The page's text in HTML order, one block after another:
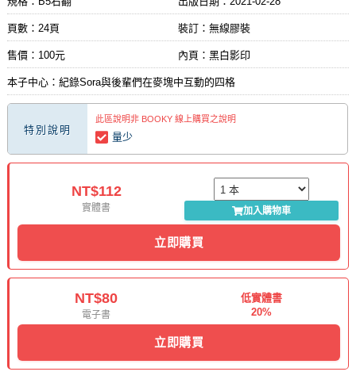
頁數：24頁 裝訂：無線膠裝
售價：100元 內頁：黑白影印
本子中心：紀錄Sora與後輩們在麥塊中互動的四格
特別說明
此區說明非 BOOKY 線上購買之說明
量少
NT$112
實體書 加入購物車
立即購買
NT$80
電子書
低實體書
20%
立即購買